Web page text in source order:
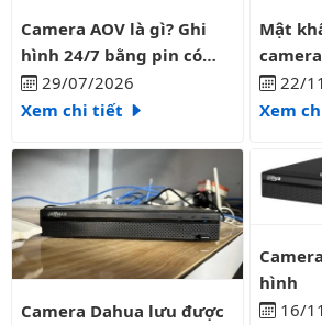
Camera AOV là gì? Ghi hình 24/7 bằng
Camera AOV là gì? Ghi
hình 24/7 bằng pin có
liên tục?
29/07/2026
Xem chi tiết
Mật
Mật
22/
Xem
Camera Dahua lưu được bao nhiêu ngày
Camera Dahua lưu được
Camera
hình
16/